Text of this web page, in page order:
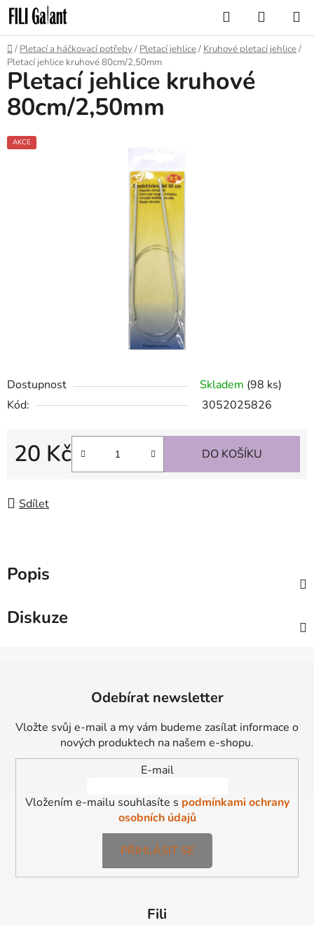
Přejít
na
obsah
Hledat
KOŠÍK
Domů
/ Pletací a háčkovací potřeby/ Pletací jehlice/ Kruhové pletací jehlice/
Pletací jehlice kruhové 80cm/2,50mm
Dostupnost Skladem (98 ks)
Kód:
3052025826
20 Kč
Měrná cena:
DO KOŠÍKU
Sdílet
Pletací jehlice kruhové
80cm/2,50mm
AKCE
Popis
Diskuze
Odebírat newsletter
Vložte svůj e-mail a my vám budeme zasílat informace o
nových produktech na našem e-shopu.
E-mail
Vložením e-mailu souhlasíte s podmínkami ochrany
osobních údajů
PŘIHLÁSIT SE
Fili